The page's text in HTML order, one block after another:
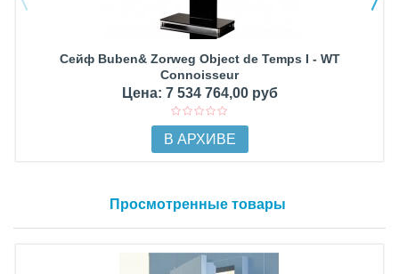
Сейф Buben& Zorweg Object de Temps I - WT
Connoisseur
Цена: 7 534 764,00 руб
В АРХИВЕ
Просмотренные товары